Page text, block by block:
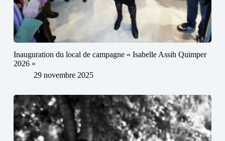
Inauguration du local de campagne « Isabelle Assih Quimper
2026 »
29 novembre 2025